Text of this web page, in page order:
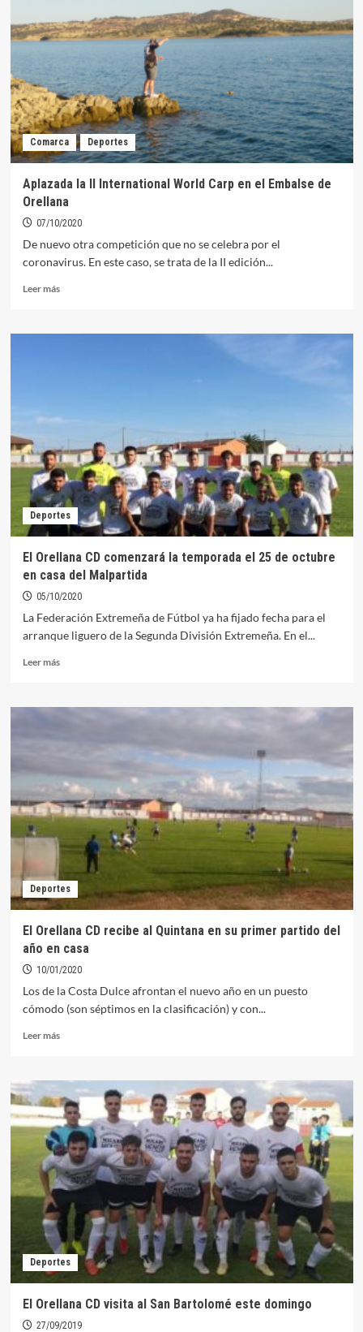
CD
confinados
detectarse
un
positivo
en
la
plantilla
Comarca Deportes
Aplazada la II International World Carp en el Embalse de
Orellana
07/10/2020
De nuevo otra competición que no se celebra por el
coronavirus. En este caso, se trata de la II edición...
Leer másLeer
Aplazada
Embalse
de
Orellana
Deportes
El Orellana CD comenzará la temporada el 25 de octubre
en casa del Malpartida
05/10/2020
La Federación Extremeña de Fútbol ya ha fijado fecha para el
arranque liguero de la Segunda División Extremeña. En el...
Leer másLeer
El
comenzará
temporada
el
25
octubre
del
Malpartida
Deportes
El Orellana CD recibe al Quintana en su primer partido del
año en casa
10/01/2020
Los de la Costa Dulce afrontan el nuevo año en un puesto
cómodo (son séptimos en la clasificación) y con...
Leer másLeer
El
Orellana
CD
recibe
al
Quintana
en
su
primer
partido
del
año
en
Deportes
El Orellana CD visita al San Bartolomé este domingo
27/09/2019